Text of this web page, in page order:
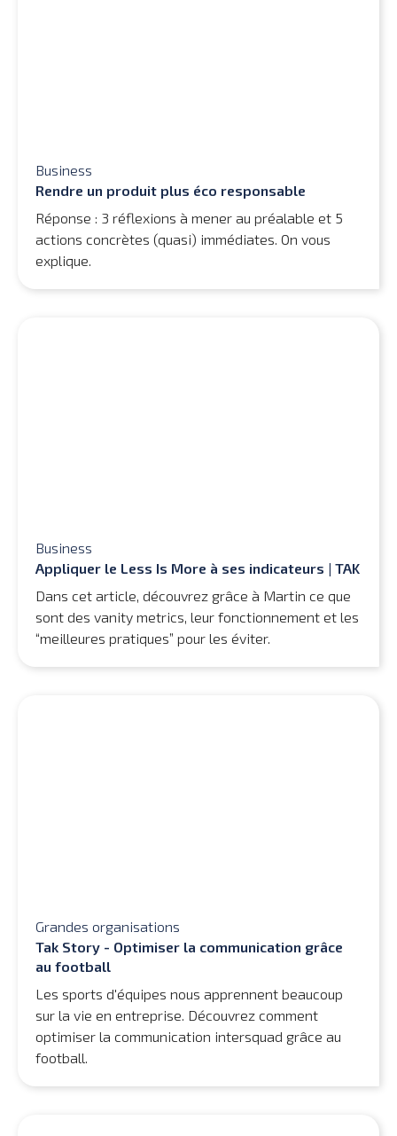
Business
Rendre un produit plus éco responsable
Réponse : 3 réflexions à mener au préalable et 5
actions concrètes (quasi) immédiates. On vous
explique.
Business
Appliquer le Less Is More à ses indicateurs | TAK
Dans cet article, découvrez grâce à Martin ce que
sont des vanity metrics, leur fonctionnement et les
“meilleures pratiques” pour les éviter.
Grandes organisations
Tak Story - Optimiser la communication grâce
au football
Les sports d'équipes nous apprennent beaucoup
sur la vie en entreprise. Découvrez comment
optimiser la communication intersquad grâce au
football.